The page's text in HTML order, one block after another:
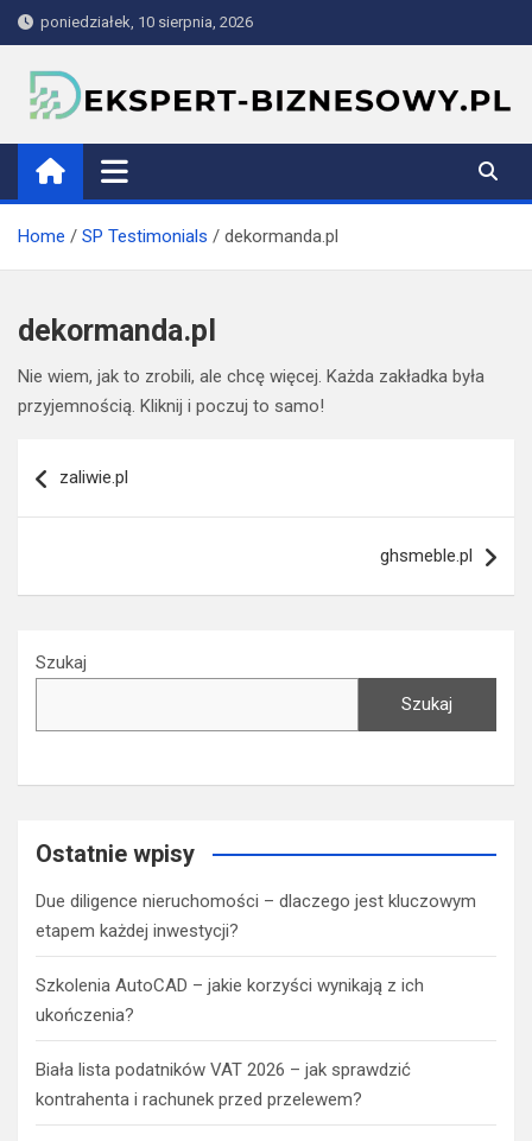
Skip
to
content
poniedziałek, 10 sierpnia, 2026
ekspert-biznesowy.pl
Home SP Testimonials dekormanda.pl
dekormanda.pl
Nie wiem, jak to zrobili, ale chcę więcej. Każda zakładka była
przyjemnością. Kliknij i poczuj to samo!
wpisu
zaliwie.pl
ghsmeble.pl
Szukaj
Szukaj
Ostatnie wpisy
Due diligence nieruchomości – dlaczego jest kluczowym
etapem każdej inwestycji?
Szkolenia AutoCAD – jakie korzyści wynikają z ich
ukończenia?
Biała lista podatników VAT 2026 – jak sprawdzić
kontrahenta i rachunek przed przelewem?